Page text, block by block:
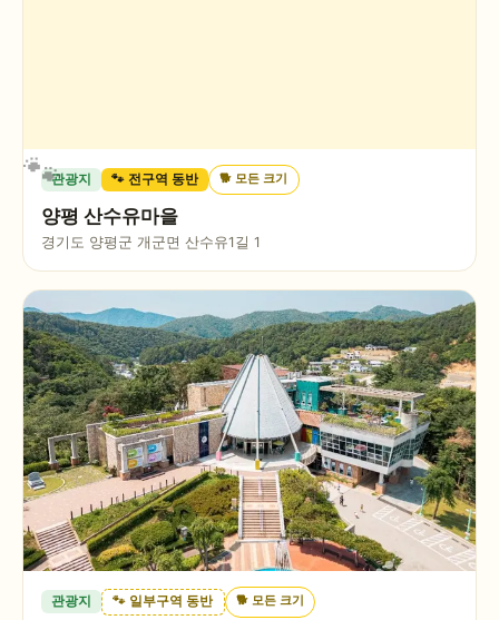
관광지 🐾 전구역 동반 🐕모든 크기
양평 산수유마을
경기도 양평군 개군면 산수유1길 1
관광지 🐾 일부구역 동반 🐕 모든 크기